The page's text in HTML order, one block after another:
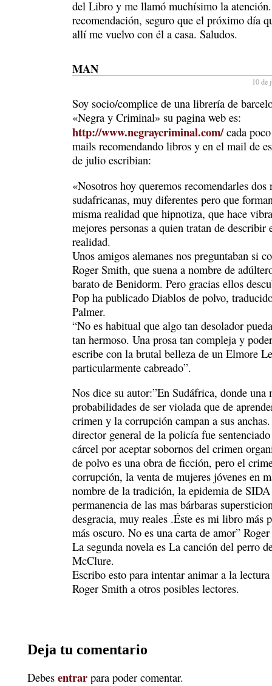
del Libro y me llamó muchísimo la
recomendación, seguro que el próximo día
allí me vuelvo con él a casa. Saludos.
MAN
10 de
Soy socio/complice de una librería de
«Negra y Criminal» su pagina web es:
http://www.negraycriminal.com/cada
mails recomendando libros y en el mail de
de julio escribian:
«Nosotros hoy queremos recomendarles dos
sudafricanas, muy diferentes pero que
misma realidad que hipnotiza, que hace
mejores personas a quien tratan de describir
realidad.
Unos amigos alemanes nos preguntaban si
Roger Smith, que suena a nombre de
barato de Benidorm. Pero gracias ellos
Pop ha publicado Diablos de polvo,
Palmer.
“No es habitual que algo tan desolador
tan hermoso. Una prosa tan compleja y
escribe con la brutal belleza de un Elmore
particularmente cabreado”.
Nos dice su autor:”En Sudáfrica, donde una
probabilidades de ser violada que de
crimen y la corrupción campan a sus
director general de la policía fue
cárcel por aceptar sobornos del crimen
de polvo es una obra de ficción, pero el
corrupción, la venta de mujeres jóvenes en
nombre de la tradición, la epidemia de
permanencia de las mas bárbaras
desgracia, muy reales .Éste es mi libro más
más oscuro. No es una carta de amor”
La segunda novela es La canción del perro
McClure.
Escribo esto para intentar animar a la
Roger Smith a otros posibles lectores.
Deja tu comentario
Debes entrar para poder comentar.